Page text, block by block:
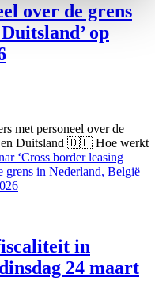
over de grens
op
met personeel over de
Duitsland 🇩🇪 Hoe werkt
‘Cross border leasing
grens in Nederland, België
in
24 maart